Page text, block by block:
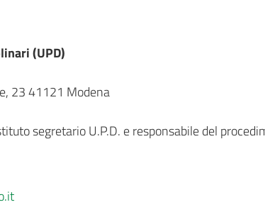
(UPD)
23 41121 Modena
segretario U.P.D. e responsabile del